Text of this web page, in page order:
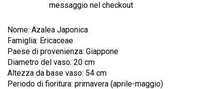
messaggio nel checkout
Nome: Azalea Japonica
Famiglia: Ericaceae
Paese di provenienza: Giappone
Diametro del vaso: 20 cm
Altezza da base vaso: 54 cm
Periodo di fioritura: primavera (aprile-maggio)